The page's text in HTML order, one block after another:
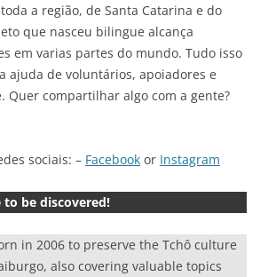
a região, de Santa Catarina e do
que nasceu bilingue alcança
em varias partes do mundo. Tudo isso
ajuda de voluntários, apoiadores e
Quer compartilhar algo com a gente?
sociais: – Facebook or Instagram
to be discovered!
in 2006 to preserve the Tchô culture
also covering valuable topics